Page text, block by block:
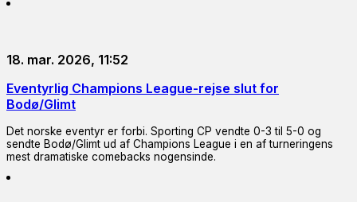
18. mar. 2026, 11:52
Eventyrlig Champions League-rejse slut for
Bodø/Glimt
Det norske eventyr er forbi. Sporting CP vendte 0-3 til 5-0 og
sendte Bodø/Glimt ud af Champions League i en af turneringens
mest dramatiske comebacks nogensinde.